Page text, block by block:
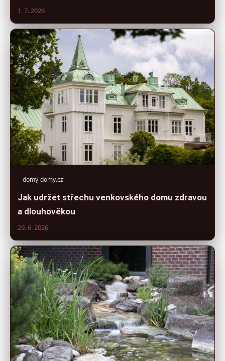
1. 7. 2026
domy-domy.cz
Jak udržet střechu venkovského domu zdravou
a dlouhověkou
29. 6. 2026